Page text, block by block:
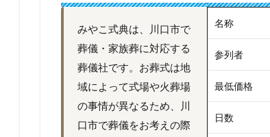
みやこ式典は、川口市で
葬儀・家族葬に対応する
葬儀社です。お葬式は地
域によって式場や火葬場
の事情が異なるため、川
口市で葬儀をお考えの際
名称
参列者
最低価格
日数